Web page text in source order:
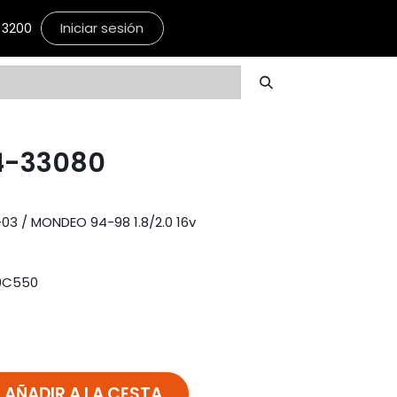
Iniciar sesión
33080
/ MONDEO 94-98 1.8/2.0 16v